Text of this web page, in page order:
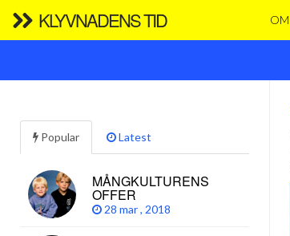
KLYVNADENS TID OM
Popular Latest
MÅNGKULTURENS
OFFER
28 mar , 2018